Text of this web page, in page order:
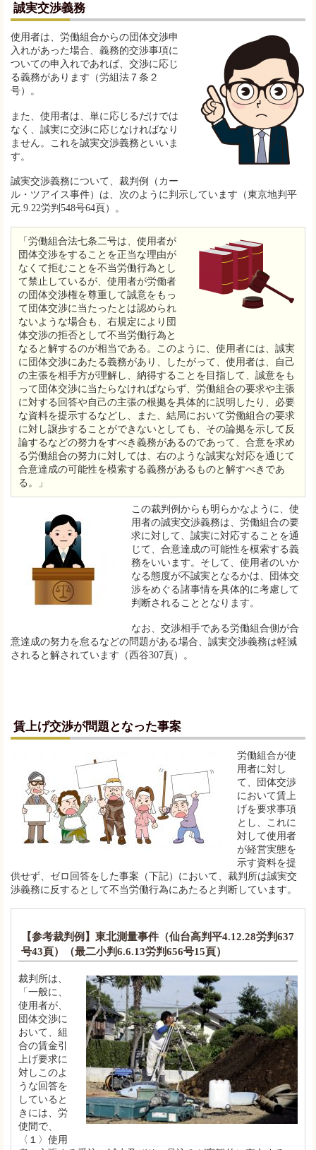
誠実交渉義務
使用者は、労働組合からの団体交渉申
入れがあった場合、義務的交渉事項に
ついての申入れであれば、交渉に応じ
る義務があります（労組法７条２
号）。
また、使用者は、単に応じるだけでは
なく、誠実に交渉に応じなければなり
ません。これを誠実交渉義務といいま
す。
誠実交渉義務について、裁判例（カー
ル・ツアイス事件）は、次のように判示しています（東京地判平
元.9.22労判548号64頁）。
「労働組合法七条二号は、使用者が
団体交渉をすることを正当な理由が
なくて拒むことを不当労働行為とし
て禁止しているが、使用者が労働者
の団体交渉権を尊重して誠意をもっ
て団体交渉に当たったとは認められ
ないような場合も、右規定により団
体交渉の拒否として不当労働行為と
なると解するのが相当である。このように、使用者には、誠実
に団体交渉にあたる義務があり、したがって、使用者は、自己
の主張を相手方が理解し、納得することを目指して、誠意をも
って団体交渉に当たらなければならず、労働組合の要求や主張
に対する回答や自己の主張の根拠を具体的に説明したり、必要
な資料を提示するなどし、また、結局において労働組合の要求
に対し譲歩することができないとしても、その論拠を示して反
論するなどの努力をすべき義務があるのであって、合意を求め
る労働組合の努力に対しては、右のような誠実な対応を通じて
合意達成の可能性を模索する義務があるものと解すべきであ
る。」
この裁判例からも明らかなように、使
用者の誠実交渉義務は、労働組合の要
求に対して、誠実に対応することを通
じて、合意達成の可能性を模索する義
務をいいます。そして、使用者のいか
なる態度が不誠実となるかは、団体交
渉をめぐる諸事情を具体的に考慮して
判断されることとなります。
なお、交渉相手である労働組合側が合
意達成の努力を怠るなどの問題がある場合、誠実交渉義務は軽減
されると解されています（西谷307頁）。
賃上げ交渉が問題となった事案
労働組合が使
用者に対し
て、団体交渉
において賃上
げを要求事項
とし、これに
対して使用者
が経営実態を
示す資料を提
供せず、ゼロ回答をした事案（下記）において、裁判所は誠実交
渉義務に反するとして不当労働行為にあたると判断しています。
【参考裁判例】東北測量事件（仙台高判平4.12.28労判637
号43頁）（最二小判6.6.13労判656号15頁）
裁判所は、
「一般に、
使用者が、
団体交渉に
おいて、組
合の賃金引
上げ要求に
対しこのよ
うな回答を
していると
きには、労
使間で、
〈１〉使用